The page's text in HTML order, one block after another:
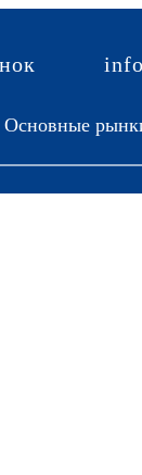
Основные